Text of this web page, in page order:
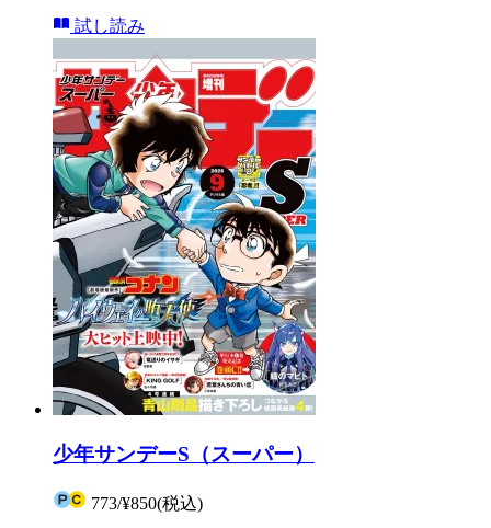
試し読み
少年サンデーS（スーパー）
773/¥850(税込)